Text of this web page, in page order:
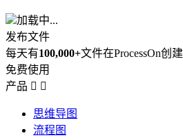
加载中...
发布文件
每天有100,000+文件在ProcessOn创建
免费使用
产品  
思维导图
流程图